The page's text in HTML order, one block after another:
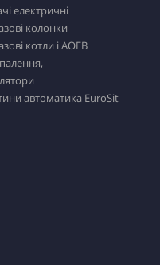
електричні
колонки
котли і АОГВ
автоматика EuroSit